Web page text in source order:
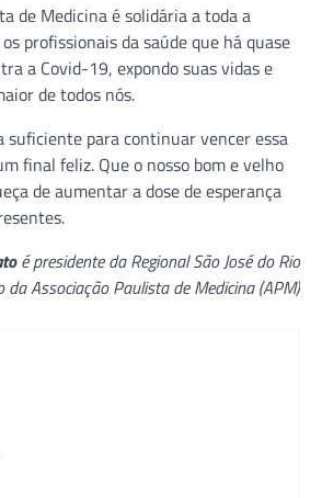
de Medicina é solidária a toda a
profissionais da saúde que há quase
a Covid-19, expondo suas vidas e
de todos nós.
suficiente para continuar vencer essa
final feliz. Que o nosso bom e velho
de aumentar a dose de esperança
é presidente da Regional São José do Rio
da Associação Paulista de Medicina (APM)